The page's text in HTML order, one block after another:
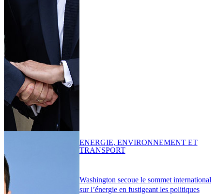
Washington secoue le sommet international
sur l’énergie en fustigeant les politiques
ENERGIE, ENVIRONNEMENT ET
TRANSPORT